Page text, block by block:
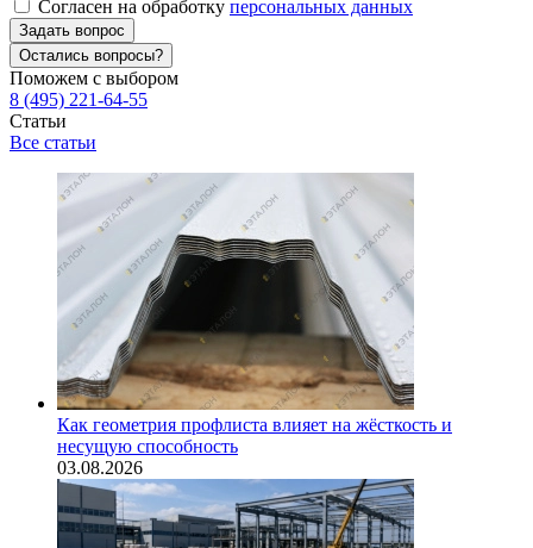
Согласен на обработку персональных данных
Задать вопрос
Остались вопросы?
Поможем с выбором
8 (495) 221-64-55
Статьи
Все статьи
Как геометрия профлиста влияет на жёсткость и
несущую способность
03.08.2026